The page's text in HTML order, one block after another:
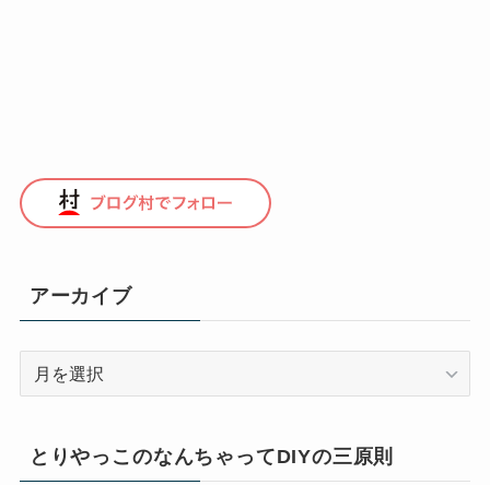
アーカイブ
イ
ブ
とりやっこのなんちゃってDIYの三原則